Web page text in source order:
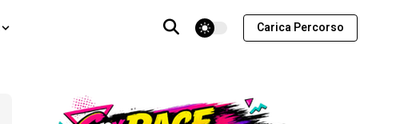
theme switcher Carica Percorso